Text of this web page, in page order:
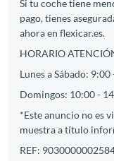
Si tu coche tiene
pago, tienes
ahora en flexicar.es.
HORARIO
Lunes a Sábado:
Domingos: 10:00 -
*Este anuncio no es
muestra a título
REF: